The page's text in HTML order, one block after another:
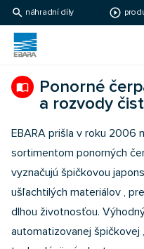
search náhradní díly play_circle_outline
Ebara Česko
Ebara - japonské čerpadlá
import_contacts
Ponorné
a rozvody
EBARA prišla v roku 2006
sortimentom ponorných
vyznačujú špičkovou
ušľachtilých materiálov ,
dlhou životnosťou.
automatizovanej špičkovej